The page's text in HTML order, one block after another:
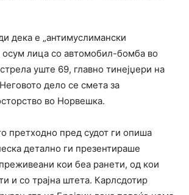
дека е „антимуслимански
осум лица со автомобил-бомба во
уште 69, главно тинејџери на
дело се смета за
во Норвешка.
претходно пред судот ги опиша
детално ги презентираше
кои беа ранети, од кои
и со трајна штета. Карлсдотир